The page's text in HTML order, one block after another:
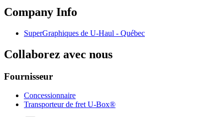
Company Info
SuperGraphiques de U-Haul - Québec
Collaborez avec nous
Fournisseur
Concessionnaire
Transporteur de fret U-Box®